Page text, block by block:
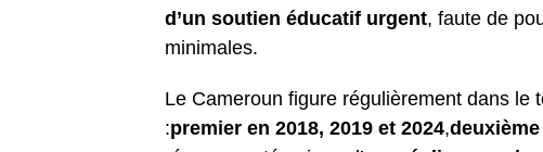
d’un soutien éducatif urgent, faute de
minimales.
Le Cameroun figure régulièrement dans le
:premier en 2018, 2019 et 2024,deuxième